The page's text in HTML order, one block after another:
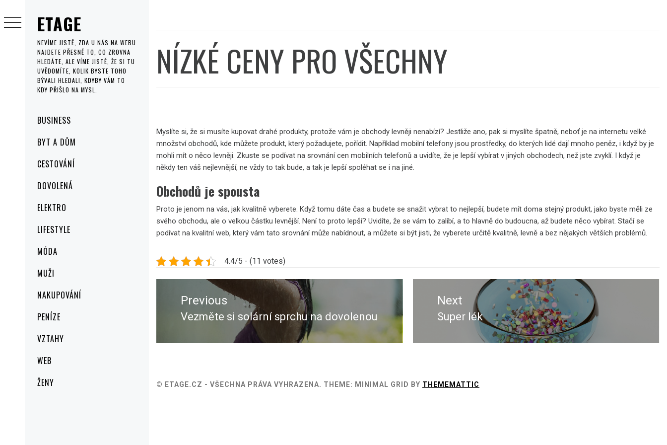
ETAGE
NEVÍME JISTĚ, ZDA U NÁS NA WEBU
NAJDETE PŘESNĚ TO, CO ZROVNA
HLEDÁTE, ALE VÍME JISTĚ, ŽE SI TU
UVĚDOMÍTE, KOLIK BYSTE TOHO
BÝVALI HLEDALI, KDYBY VÁM TO
KDY PŘIŠLO NA MYSL.
MenuBUSINESS
BYT A DŮM
CESTOVÁNÍ
DOVOLENÁ
ELEKTRO
LIFESTYLE
MÓDA
MUŽI
NAKUPOVÁNÍ
PENÍZE
VZTAHY
WEB
ŽENY
to
content
NÍZKÉ CENY PRO VŠECHNY
Myslíte si, že si musíte kupovat drahé produkty, protože vám je obchody levněji nenabízí? Jestliže ano, pak si myslíte špatně, neboť je na internetu velké
množství obchodů, kde můžete produkt, který požadujete, pořídit. Například mobilní telefony jsou prostředky, do kterých lidé dají mnoho peněz, i když by je
mohli mít o něco levněji. Zkuste se podívat na srovnání cen mobilních telefonů a uvidíte, že je lepší vybírat v jiných obchodech, než jste zvyklí. I když je
někdy ten váš nejlevnější, ne vždy to tak bude, a tak je lepší spoléhat se i na jiné.
Obchodů je spousta
Proto je jenom na vás, jak kvalitně vyberete. Když tomu dáte čas a budete se snažit vybrat to nejlepší, budete mít doma stejný produkt, jako byste měli ze
svého obchodu, ale o velkou částku levnější. Není to proto lepší? Uvidíte, že se vám to zalíbí, a to hlavně do budoucna, až budete něco vybírat. Stačí se
podívat na kvalitní web, který vám tato srovnání může nabídnout, a můžete si být jisti, že vyberete určitě kvalitně, levně a bez nějakých větších problémů.
4.4/5 - (11 votes)
Navigace
příspěvek
Previous
Previous
Vezměte si solární sprchu na dovolenou
Next
Next
Super lék
© ETAGE.CZ - VŠECHNA PRÁVA VYHRAZENA. THEME: MINIMAL GRID BY THEMEMATTIC